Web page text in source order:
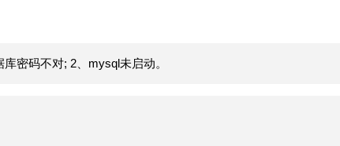
密码不对; 2、mysql未启动。